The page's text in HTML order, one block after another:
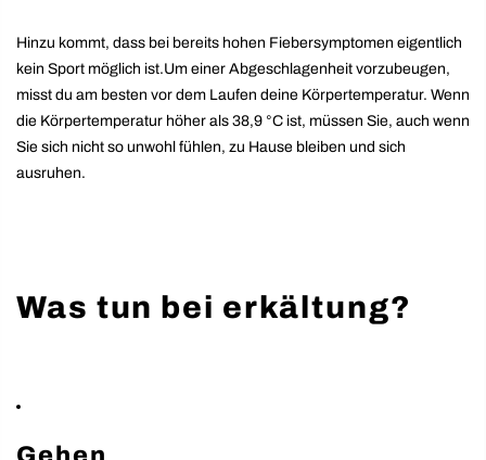
Hinzu kommt, dass bei bereits hohen Fiebersymptomen eigentlich
kein Sport möglich ist.Um einer Abgeschlagenheit vorzubeugen,
misst du am besten vor dem Laufen deine Körpertemperatur. Wenn
die Körpertemperatur höher als 38,9 °C ist, müssen Sie, auch wenn
Sie sich nicht so unwohl fühlen, zu Hause bleiben und sich
ausruhen.
Was tun bei erkältung?